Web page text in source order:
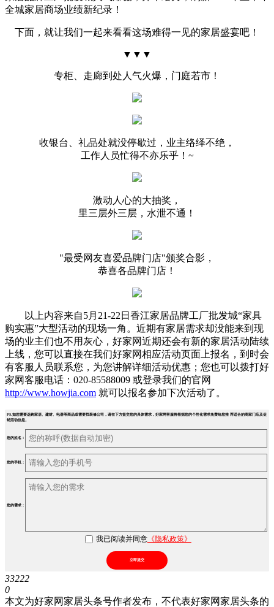
全城家居商场业绩新纪录！
下面，就让我们一起来看看这场难得一见的家居盛宴吧！
▼▼▼
专柜、走廊到处人气火爆，门庭若市！
收银台、礼品处就没停歇过，业主络绎不绝，
工作人员忙得不亦乐乎！~
激动人心的大抽奖，
里三层外三层，水泄不通！
"最受网友喜爱品牌门店"颁奖合影，
恭喜各品牌门店！
以上内容来自5月21-22日香江家居品牌工厂批发城“家具
购实惠”大型活动的现场一角。近期有家居需求却没能来到现
场的业主们也不用灰心，好家网近期还会有新的家居活动陆续
上线，您可以直接在我们好家网相应活动页面上报名，到时会
有客服人员联系您，为您讲解详细活动优惠；您也可以拨打好
家网客服电话：020-85588009 或登录我们的官网
http://www.howjia.com 就可以报名参加下次活动了。
PS.如您需要选购家居、建材、电器等商品或需要找装修公司，请在下方提交您的具体需求，好家网客服将根据您的个性化需求免费给您推 荐适合的商家门店及促
销活动信息。
您的姓名：
您的手机：
您的需求：
我已阅读并同意《隐私政策》
立即提交
33222
0
本文为好家网家居头条号作者发布，不代表好家网家居头条的